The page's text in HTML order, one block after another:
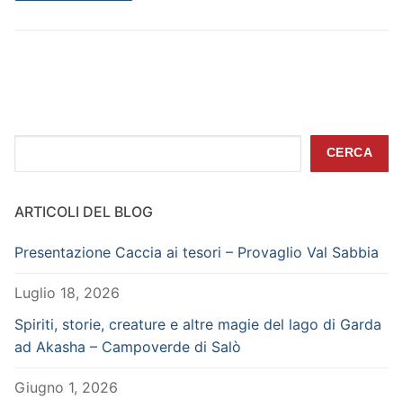
CERCA
ARTICOLI DEL BLOG
Presentazione Caccia ai tesori – Provaglio Val Sabbia
Luglio 18, 2026
Spiriti, storie, creature e altre magie del lago di Garda
ad Akasha – Campoverde di Salò
Giugno 1, 2026